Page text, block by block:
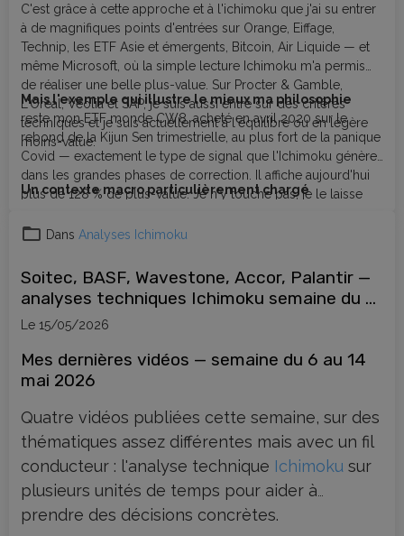
C'est grâce à cette approche et à l'ichimoku que j'ai su entrer
à de magnifiques points d'entrées sur Orange, Eiffage,
Technip, les ETF Asie et émergents, Bitcoin, Air Liquide — et
même Microsoft, où la simple lecture Ichimoku m'a permis
de réaliser une belle plus-value. Sur Procter & Gamble,
L'Oréal, Véolia et SAP, je suis aussi entré sur des critères
techniques et je suis actuellement à l'équilibre ou en légère
moins-value.
Mais l'exemple qui illustre le mieux ma philosophie
reste mon ETF monde CW8, acheté en avril 2020 sur le
rebond de la Kijun Sen trimestrielle, au plus fort de la panique
Covid — exactement le type de signal que l'Ichimoku génère
dans les grandes phases de correction. Il affiche aujourd'hui
plus de 128 % de plus-value. Je n'y touche pas, je le laisse
niveaux clés Ichimoku — en attendant patiemment ce moment
Un contexte macro particulièrement chargé
Dans Analyses Ichimoku
Soitec, BASF, Wavestone, Accor, Palantir —
analyses techniques Ichimoku semaine du 6
mai 2026
Le 15/05/2026
Mes dernières vidéos — semaine du 6 au 14
mai 2026
Quatre vidéos publiées cette semaine, sur des
thématiques assez différentes mais avec un fil
conducteur : l'analyse technique Ichimoku sur
plusieurs unités de temps pour aider à
prendre des décisions concrètes.